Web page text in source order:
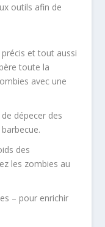
outils afin de
et tout aussi
toute la
avec une
dépecer des
des
les zombies au
– pour enrichir